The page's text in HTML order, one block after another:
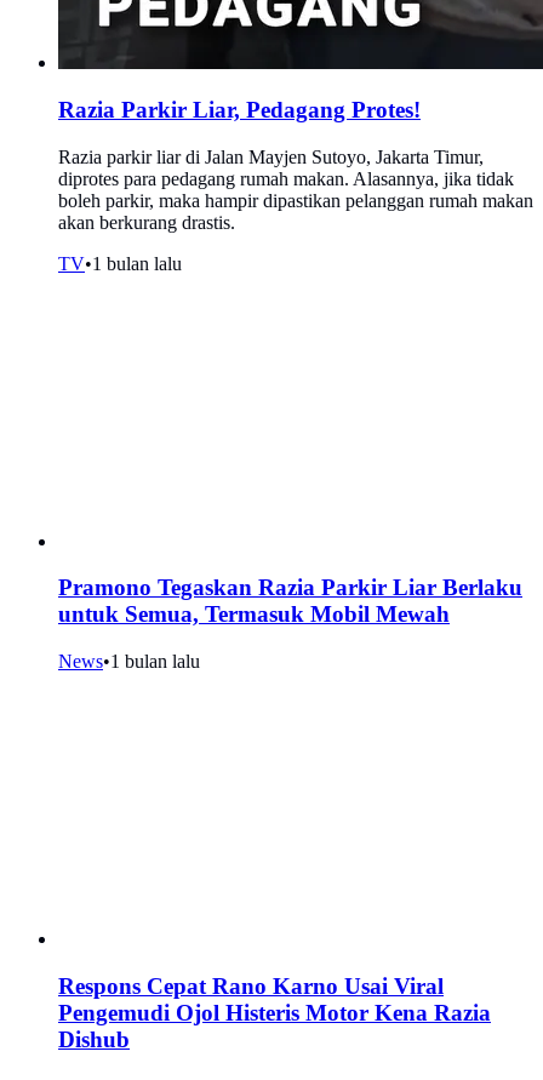
Razia Parkir Liar, Pedagang Protes!
Razia parkir liar di Jalan Mayjen Sutoyo, Jakarta Timur,
diprotes para pedagang rumah makan. Alasannya, jika tidak
boleh parkir, maka hampir dipastikan pelanggan rumah makan
akan berkurang drastis.
TV•1 bulan lalu
Pramono Tegaskan Razia Parkir Liar Berlaku
untuk Semua, Termasuk Mobil Mewah
News•1 bulan lalu
Respons Cepat Rano Karno Usai Viral
Pengemudi Ojol Histeris Motor Kena Razia
Dishub